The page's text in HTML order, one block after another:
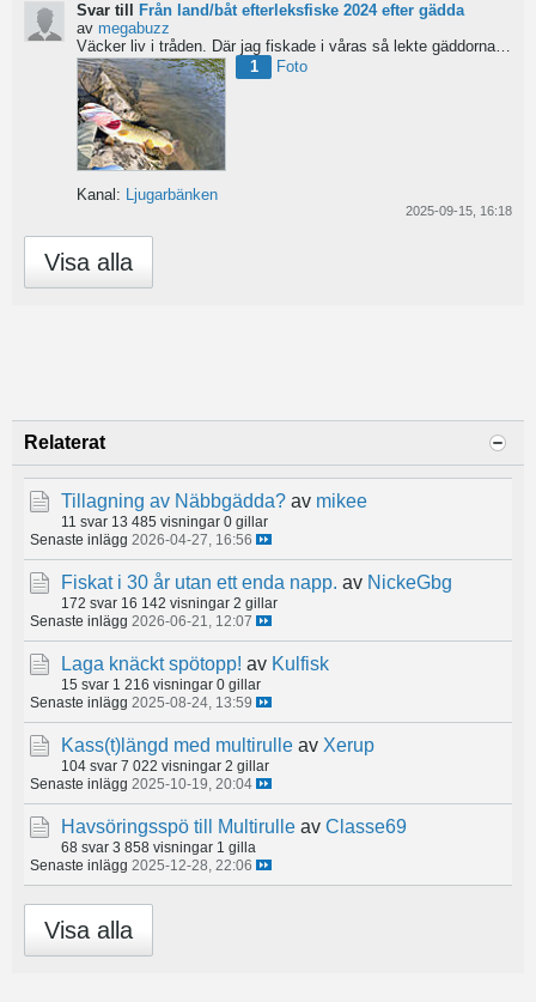
Svar till
Från land/båt efterleksfiske 2024 efter gädda
av megabuzz
Väcker liv i tråden. Där jag fiskade i våras så lekte gäddorna från början av mars hela vägen in i juni...
1
Foto
Kanal: Ljugarbänken
2025-09-15, 16:18
Visa alla
Relaterat
Tillagning av Näbbgädda? av mikee
11 svar 13 485 visningar 0 gillar
Senaste inlägg 2026-04-27, 16:56
Fiskat i 30 år utan ett enda napp. av NickeGbg
172 svar 16 142 visningar 2 gillar
Senaste inlägg 2026-06-21, 12:07
Laga knäckt spötopp! av Kulfisk
15 svar 1 216 visningar 0 gillar
Senaste inlägg 2025-08-24, 13:59
Kass(t)längd med multirulle av Xerup
104 svar 7 022 visningar 2 gillar
Senaste inlägg 2025-10-19, 20:04
Havsöringsspö till Multirulle av Classe69
68 svar 3 858 visningar 1 gilla
Senaste inlägg 2025-12-28, 22:06
Visa alla